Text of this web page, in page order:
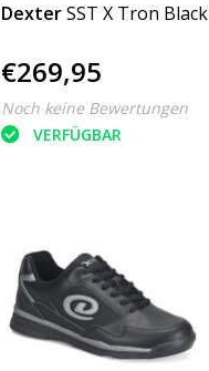
Dexter SST X Tron Black
€269,95
Noch keine Bewertungen
VERFÜGBAR